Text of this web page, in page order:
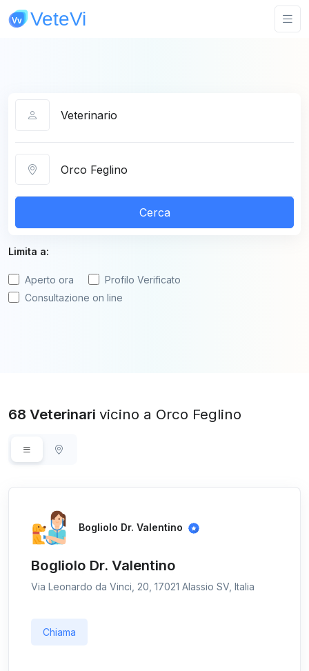
Cerca
Limita a:
Aperto ora
Profilo Verificato
Consultazione on line
68 Veterinari vicino a Orco Feglino
Bogliolo Dr. Valentino
Bogliolo Dr. Valentino
Via Leonardo da Vinci, 20, 17021 Alassio SV, Italia
Chiama